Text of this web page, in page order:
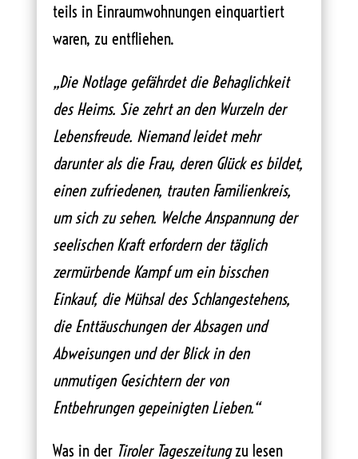
teils in Einraumwohnungen einquartiert
waren, zu entfliehen.
„Die Notlage gefährdet die Behaglichkeit
des Heims. Sie zehrt an den Wurzeln der
Lebensfreude. Niemand leidet mehr
darunter als die Frau, deren Glück es bildet,
einen zufriedenen, trauten Familienkreis,
um sich zu sehen. Welche Anspannung der
seelischen Kraft erfordern der täglich
zermürbende Kampf um ein bisschen
Einkauf, die Mühsal des Schlangestehens,
die Enttäuschungen der Absagen und
Abweisungen und der Blick in den
unmutigen Gesichtern der von
Entbehrungen gepeinigten Lieben.“
Was in der Tiroler Tageszeitungzu lesen